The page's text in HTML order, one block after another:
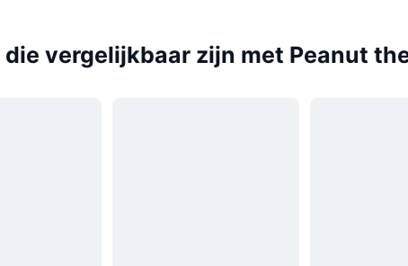
vergelijkbaar zijn met Peanut